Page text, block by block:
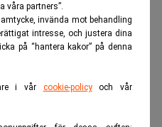
våra partners”.
invända mot behandling
intresse, och justera dina
på “hantera kakor” på denna
i vår cookie-policyoch vår